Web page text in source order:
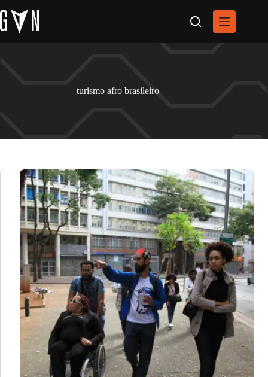
para
o
conteúdo
turismo afro brasileiro